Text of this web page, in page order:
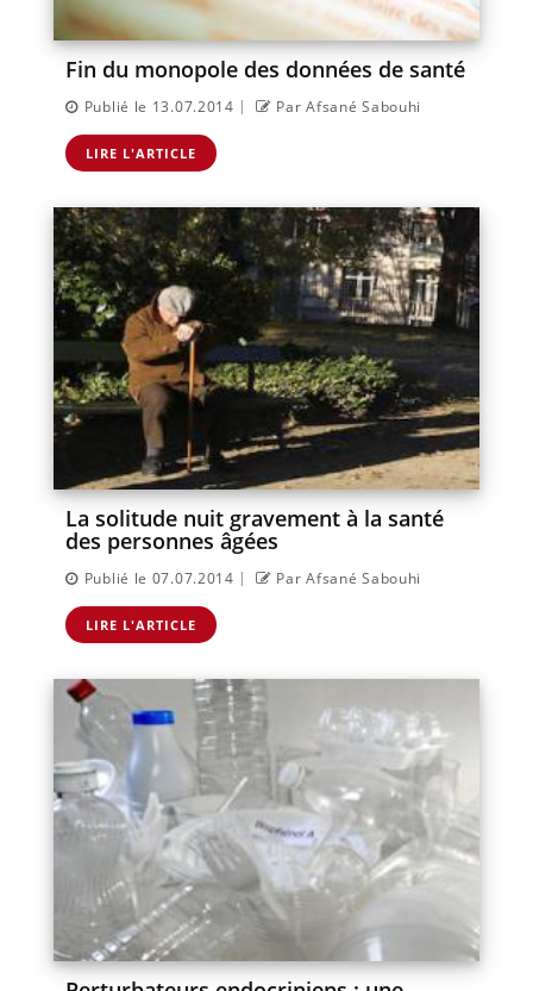
Fin du monopole des données de santé
Publié le 13.07.2014 | Par Afsané Sabouhi
LIRE L'ARTICLE
La solitude nuit gravement à la santé
des personnes âgées
Publié le 07.07.2014 | Par Afsané Sabouhi
LIRE L'ARTICLE